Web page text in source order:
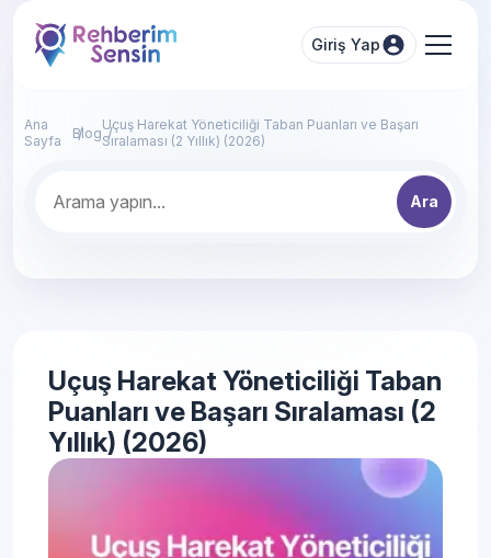
Giriş Yap
Ana
Sayfa
BlogUçuş Harekat Yöneticiliği Taban Puanları ve Başarı
Sıralaması (2 Yıllık) (2026)
Ara
Uçuş Harekat Yöneticiliği Taban
Puanları ve Başarı Sıralaması (2
Yıllık) (2026)